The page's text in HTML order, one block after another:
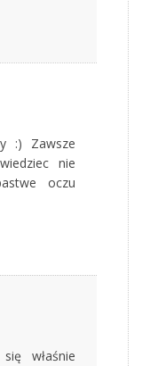
:) Zawsze
nie
oczu
właśnie